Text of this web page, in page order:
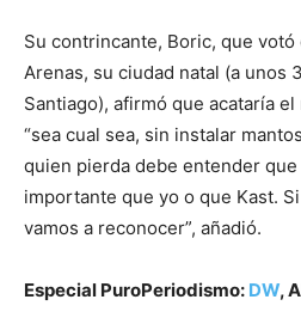
Su contrincante, Boric, que votó
Arenas, su ciudad natal (a unos
Santiago), afirmó que acataría
“sea cual sea, sin instalar
quien pierda debe entender que
importante que yo o que Kast.
vamos a reconocer”, añadió.
Especial PuroPeriodismo: DW,